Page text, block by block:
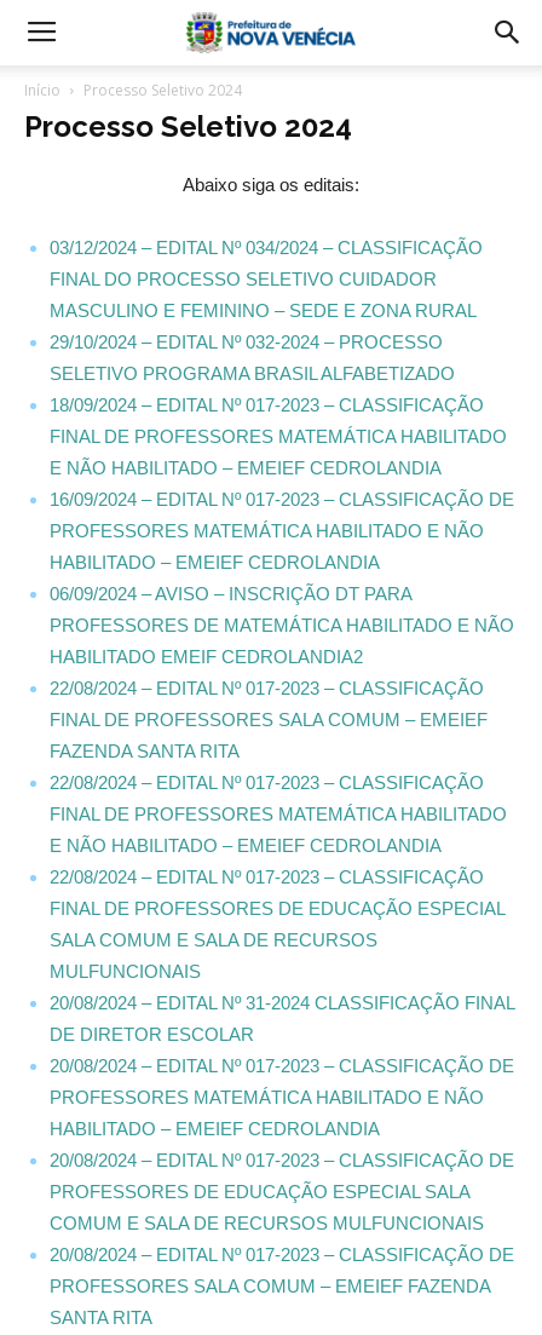
Início Processo Seletivo 2024
Processo Seletivo 2024
Abaixo siga os editais:
03/12/2024 – EDITAL Nº 034/2024 – CLASSIFICAÇÃO
FINAL DO PROCESSO SELETIVO CUIDADOR
MASCULINO E FEMININO – SEDE E ZONA RURAL
29/10/2024 – EDITAL Nº 032-2024 – PROCESSO
SELETIVO PROGRAMA BRASIL ALFABETIZADO
18/09/2024 – EDITAL Nº 017-2023 – CLASSIFICAÇÃO
FINAL DE PROFESSORES MATEMÁTICA HABILITADO
E NÃO HABILITADO – EMEIEF CEDROLANDIA
16/09/2024 – EDITAL Nº 017-2023 – CLASSIFICAÇÃO DE
PROFESSORES MATEMÁTICA HABILITADO E NÃO
HABILITADO – EMEIEF CEDROLANDIA
06/09/2024 – AVISO – INSCRIÇÃO DT PARA
PROFESSORES DE MATEMÁTICA HABILITADO E NÃO
HABILITADO EMEIF CEDROLANDIA2
22/08/2024 – EDITAL Nº 017-2023 – CLASSIFICAÇÃO
FINAL DE PROFESSORES SALA COMUM – EMEIEF
FAZENDA SANTA RITA
22/08/2024 – EDITAL Nº 017-2023 – CLASSIFICAÇÃO
FINAL DE PROFESSORES MATEMÁTICA HABILITADO
E NÃO HABILITADO – EMEIEF CEDROLANDIA
22/08/2024 – EDITAL Nº 017-2023 – CLASSIFICAÇÃO
FINAL DE PROFESSORES DE EDUCAÇÃO ESPECIAL
SALA COMUM E SALA DE RECURSOS
MULFUNCIONAIS
20/08/2024 – EDITAL Nº 31-2024 CLASSIFICAÇÃO FINAL
DE DIRETOR ESCOLAR
20/08/2024 – EDITAL Nº 017-2023 – CLASSIFICAÇÃO DE
PROFESSORES MATEMÁTICA HABILITADO E NÃO
HABILITADO – EMEIEF CEDROLANDIA
20/08/2024 – EDITAL Nº 017-2023 – CLASSIFICAÇÃO DE
PROFESSORES DE EDUCAÇÃO ESPECIAL SALA
COMUM E SALA DE RECURSOS MULFUNCIONAIS
20/08/2024 – EDITAL Nº 017-2023 – CLASSIFICAÇÃO DE
PROFESSORES SALA COMUM – EMEIEF FAZENDA
SANTA RITA